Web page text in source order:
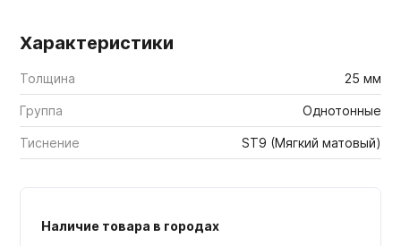
Характеристики
Толщина 25 мм
Группа Однотонные
Тиснение ST9 (Мягкий матовый)
Наличие товара в городах